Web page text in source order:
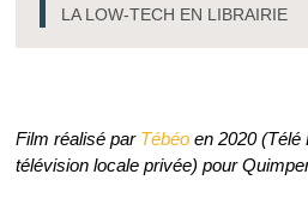
LA LOW-TECH EN LIBRAIRIE
Film réalisé par Tébéoen 2020 (Télé
télévision locale privée) pour